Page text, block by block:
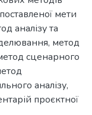
мети
аналізу та
метод
сценарного
аналізу,
проєктної